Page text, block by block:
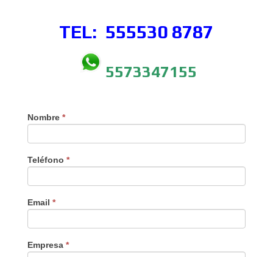
TEL: 555530 8787
5573347155
Nombre *
Teléfono *
Email *
Empresa *